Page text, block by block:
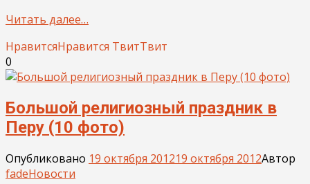
Читать далее…
НравитсяНравится ТвитТвит
0
Большой религиозный праздник в
Перу (10 фото)
Опубликовано 19 октября 201219 октября 2012Автор
fadeНовости